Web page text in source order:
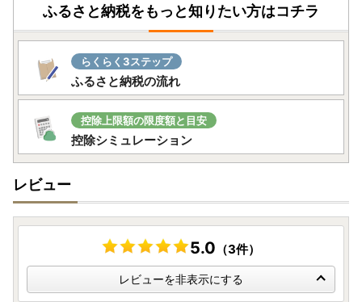
ふるさと納税をもっと知りたい方はコチラ
らくらく3ステップ
ふるさと納税の流れ
控除上限額の限度額と目安
控除シミュレーション
レビュー
5.0 （3件）
レビューを非表示にする